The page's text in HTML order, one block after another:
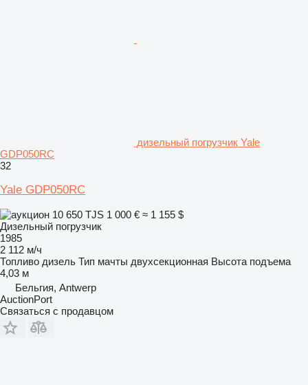
дизельный погрузчик Yale
GDP050RC
32
Yale GDP050RC
10 650 TJS 1 000 € ≈ 1 155 $
Дизельный погрузчик
1985
2 112 м/ч
Топливо дизель Тип мачты двухсекционная Высота подъема
4,03 м
Бельгия, Antwerp
AuctionPort
Связаться с продавцом